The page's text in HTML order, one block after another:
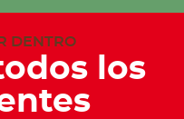
DENTRO
los